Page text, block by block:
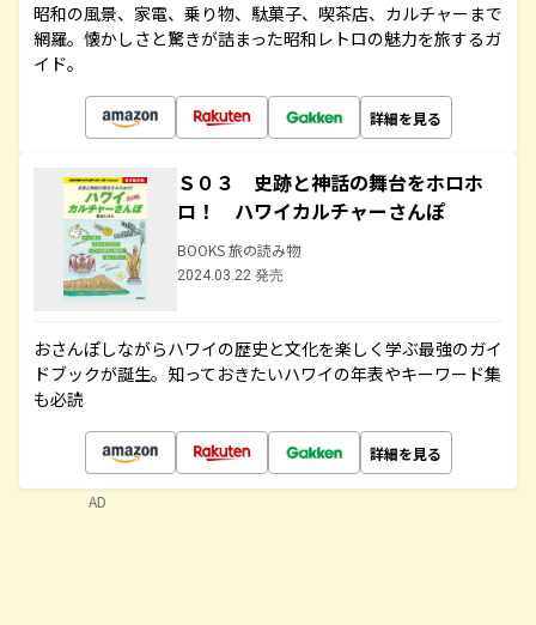
昭和の風景、家電、乗り物、駄菓子、喫茶店、カルチャーまで
網羅。懐かしさと驚きが詰まった昭和レトロの魅力を旅するガ
イド。
詳細を見る
Ｓ０３ 史跡と神話の舞台をホロホ
ロ！ ハワイカルチャーさんぽ
BOOKS 旅の読み物
2024.03.22 発売
おさんぽしながらハワイの歴史と文化を楽しく学ぶ最強のガイ
ドブックが誕生。知っておきたいハワイの年表やキーワード集
も必読
詳細を見る
AD